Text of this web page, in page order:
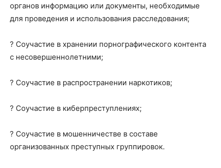
органов информацию или документы, необходимые
для проведения и использования расследования;
? Соучастие в хранении порнографического контента
с несовершеннолетними;
? Соучастие в распространении наркотиков;
? Соучастие в киберпреступлениях;
? Соучастие в мошенничестве в составе
организованных преступных группировок.